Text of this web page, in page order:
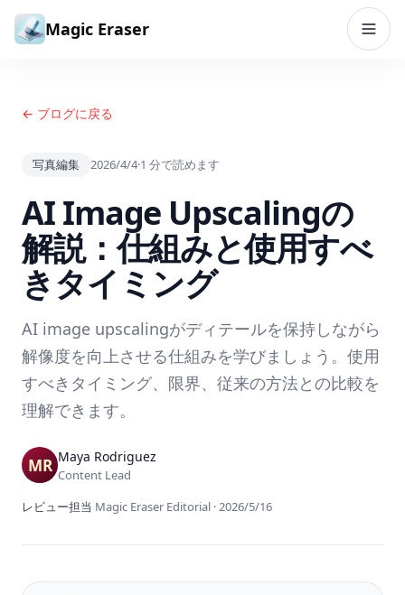
コンテンツへスキップ
Magic Eraser
← ブログに戻る
写真編集 2026/4/4·1 分で読めます
AI Image Upscalingの
解説：仕組みと使用すべ
きタイミング
AI image upscalingがディテールを保持しながら
解像度を向上させる仕組みを学びましょう。使用
すべきタイミング、限界、従来の方法との比較を
理解できます。
Maya Rodriguez
Content Lead
レビュー担当 Magic Eraser Editorial ·2026/5/16